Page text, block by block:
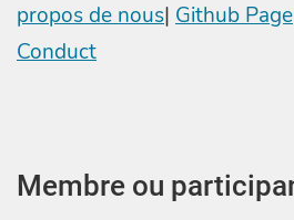
propos de nous| Github Page
Conduct
Membre ou